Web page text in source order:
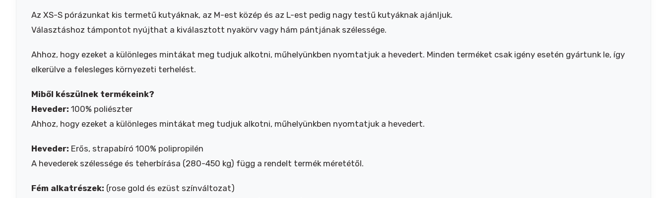
Az XS-S pórázunkat kis termetű kutyáknak, az M-est közép és az L-est pedig nagy testű kutyáknak ajánljuk.
Választáshoz támpontot nyújthat a kiválasztott nyakörv vagy hám pántjának szélessége.
Ahhoz, hogy ezeket a különleges mintákat meg tudjuk alkotni, műhelyünkben nyomtatjuk a hevedert. Minden terméket csak igény esetén gyártunk le, így
elkerülve a felesleges környezeti terhelést.
Miből készülnek termékeink?
Heveder: 100% poliészter
Ahhoz, hogy ezeket a különleges mintákat meg tudjuk alkotni, műhelyünkben nyomtatjuk a hevedert.
Heveder: Erős, strapabíró 100% polipropilén
A hevederek szélessége és teherbírása (280-450 kg) függ a rendelt termék méretétől.
Fém alkatrészek: (rose gold és ezüst színváltozat)